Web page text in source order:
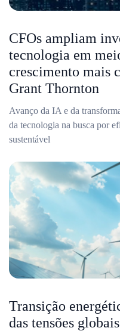
CFOs ampliam
tecnologia em
crescimento mais
Grant Thornton
Avanço da IA e da
da tecnologia na busca por
sustentável
Transição
das tensões globais